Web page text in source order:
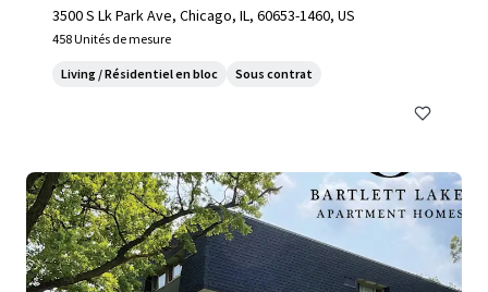
3500 S Lk Park Ave, Chicago, IL, 60653-1460, US
458 Unités de mesure
Living / Résidentiel en bloc Sous contrat